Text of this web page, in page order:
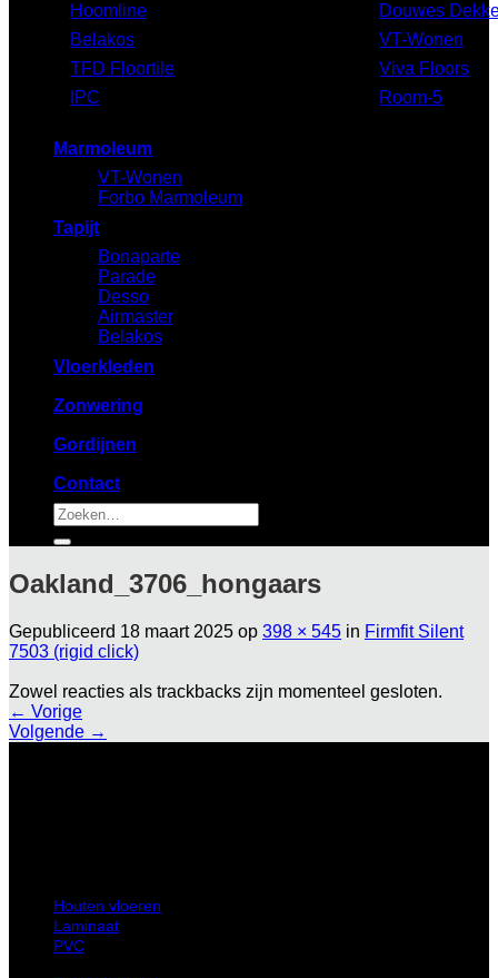
Hoomline
Douwes
Belakos
VT-Wonen
TFD Floortile
Viva Floors
IPC
Room-5
Marmoleum
VT-Wonen
Forbo Marmoleum
Tapijt
Bonaparte
Parade
Desso
Airmaster
Belakos
Vloerkleden
Zonwering
Gordijnen
Contact
Zoeken
naar:
Oakland_3706_hongaars
Gepubliceerd 18 maart 2025 op 398 × 545 in Firmfit Silent
7503 (rigid click)
Zowel reacties als trackbacks zijn momenteel gesloten.
← Vorige
Volgende →
Houten vloeren
Laminaat
PVC